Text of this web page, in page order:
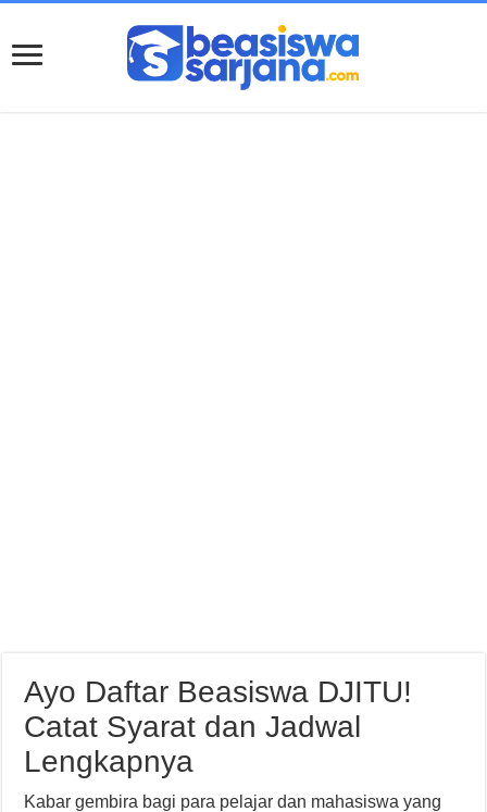
Ayo Daftar Beasiswa DJITU!
Catat Syarat dan Jadwal
Lengkapnya
Kabar gembira bagi para pelajar dan mahasiswa yang